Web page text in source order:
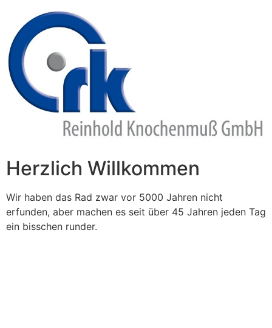
Inhalt
springen
Herzlich Willkommen
Wir haben das Rad zwar vor 5000 Jahren nicht
erfunden, aber machen es seit über 45 Jahren jeden Tag
ein bisschen runder.